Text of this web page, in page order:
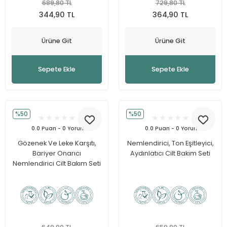
689,80 TL
344,90 TL
Ürüne Git
Sepete Ekle
729,80 TL
364,90 TL
Ürüne Git
Sepete Ekle
%50
0.0 Puan - 0 Yorum
Gözenek Ve Leke Karşıtı,
Bariyer Onarıcı
Nemlendirici Cilt Bakım Seti
%50
0.0 Puan - 0 Yorum
Nemlendirici, Ton Eşitleyici,
Aydınlatıcı Cilt Bakım Seti